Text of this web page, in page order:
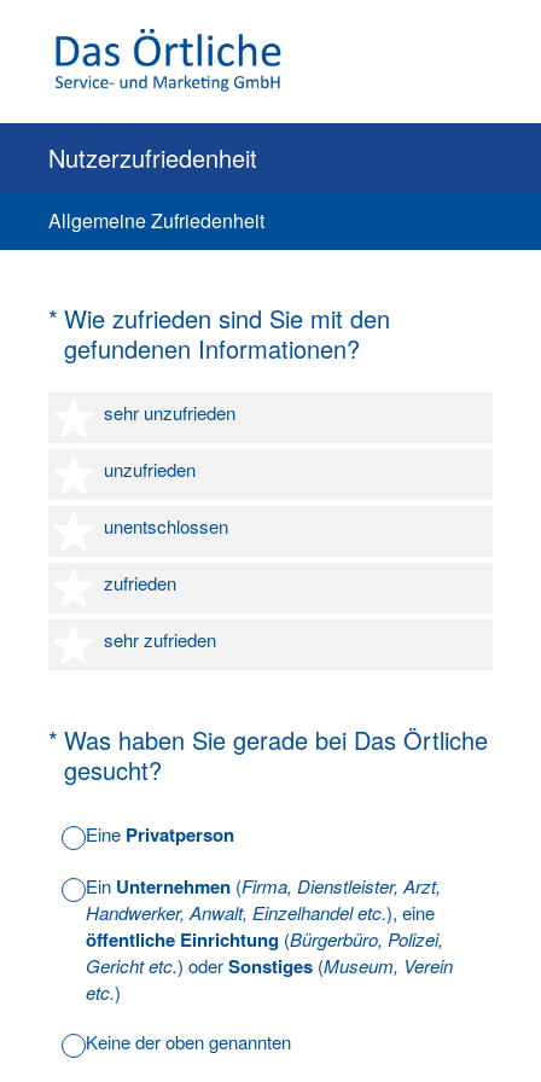
Nutzerzufriedenheit
Allgemeine Zufriedenheit
* Wie zufrieden sind Sie mit den
gefundenen Informationen?
(Erforderlich.)
sehr unzufrieden
1 Stern
unzufrieden
2 Sterne
unentschlossen
3 Sterne
zufrieden
4 Sterne
sehr zufrieden
5 Sterne
* Was haben Sie gerade bei Das Örtliche
gesucht?
(Erforderlich.)
Eine Privatperson
Ein Unternehmen (Firma, Dienstleister, Arzt,
Handwerker, Anwalt, Einzelhandel etc.), eine
öffentliche Einrichtung (Bürgerbüro, Polizei,
Gericht etc.) oderSonstiges (Museum, Verein
etc.)
Keine der oben genannten